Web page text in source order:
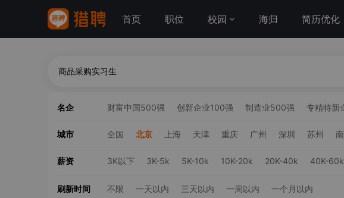
首页 职位 校园 海归 简历优化
名企 财富中国500强 创新企业100强 制造业500强 专精特新
城市 全国 北京 上海 天津 重庆 广州 深圳 苏州
薪资 3K以下 3K-5k 5K-10k 10K-20k 20K-40k 40K-60k
刷新时间 不限 一天以内 三天以内 一周以内 一个月以内